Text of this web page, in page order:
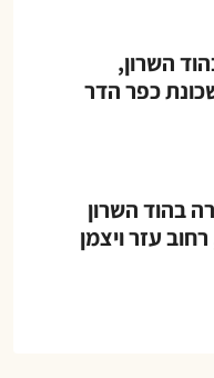
השרון,
כפר הדר
בהוד השרון